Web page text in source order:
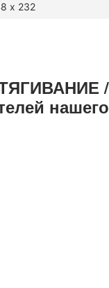
х 232